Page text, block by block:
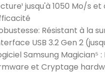
jusqu'à 1050 Mo/s
Résistant à la
USB 3.2 Gen 2
Samsung
et Cryptage